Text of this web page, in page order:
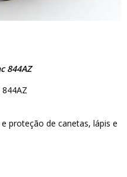
844AZ
proteção de canetas, lápis e